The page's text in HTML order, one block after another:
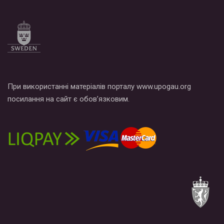
При використанні матеріалів порталу www.upogau.org
посилання на сайт є обов’язковим.